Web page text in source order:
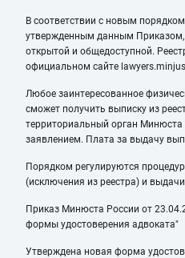
В соответствии с новым
утвержденным данным Приказом,
открытой и общедоступной.
официальном сайте
Любое заинтересованное
сможет получить выписку из
территориальный орган
заявлением. Плата за выдачу
Порядком регулируются
(исключения из реестра) и
Приказ Минюста России от
формы удостоверения адвоката"
Утверждена новая форма